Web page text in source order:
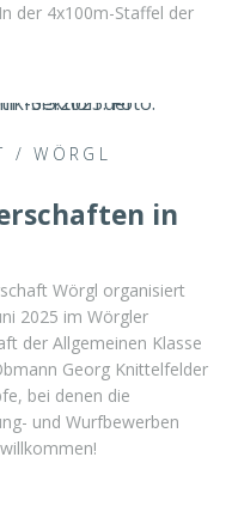
der 4x100m-Staffel der
/WÖRGL
in
Wörgl organisiert
2025 im Wörgler
der Allgemeinen Klasse
Georg Knittelfelder
bei denen die
und Wurfbewerben